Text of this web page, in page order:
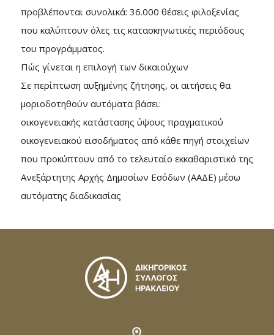
προβλέπονται συνολικά: 36.000 θέσεις φιλοξενίας
που καλύπτουν όλες τις κατασκηνωτικές περιόδους
του προγράμματος.
Πώς γίνεται η επιλογή των δικαιούχων
Σε περίπτωση αυξημένης ζήτησης, οι αιτήσεις θα
μοριοδοτηθούν αυτόματα βάσει:
οικογενειακής κατάστασης ύψους πραγματικού
οικογενειακού εισοδήματος από κάθε πηγή στοιχείων
που προκύπτουν από το τελευταίο εκκαθαριστικό της
Ανεξάρτητης Αρχής Δημοσίων Εσόδων (ΑΑΔΕ) μέσω
αυτόματης διαδικασίας